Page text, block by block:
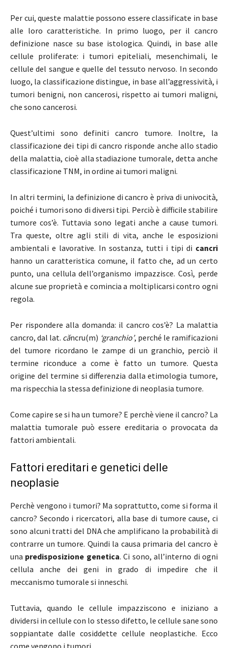
Per cui, queste malattie possono essere classificate in base
alle loro caratteristiche. In primo luogo, per il cancro
definizione nasce su base istologica. Quindi, in base alle
cellule proliferate: i tumori epiteliali, mesenchimali, le
cellule del sangue e quelle del tessuto nervoso. In secondo
luogo, la classificazione distingue, in base all’aggressività, i
tumori benigni, non cancerosi, rispetto ai tumori maligni,
che sono cancerosi.
Quest’ultimi sono definiti cancro tumore. Inoltre, la
classificazione dei tipi di cancro risponde anche allo stadio
della malattia, cioè alla stadiazione tumorale, detta anche
classificazione TNM, in ordine ai tumori maligni.
In altri termini, la definizione di cancro è priva di univocità,
poiché i tumori sono di diversi tipi. Perciò è difficile stabilire
tumore cos’è. Tuttavia sono legati anche a cause tumori.
Tra queste, oltre agli stili di vita, anche le esposizioni
ambientali e lavorative. In sostanza, tutti i tipi di cancri
hanno un caratteristica comune, il fatto che, ad un certo
punto, una cellula dell’organismo impazzisce. Così, perde
alcune sue proprietà e comincia a moltiplicarsi contro ogni
regola.
Per rispondere alla domanda: il cancro cos’è? La malattia
cancro, dal lat. căncru(m) ‘granchio’, perché le ramificazioni
del tumore ricordano le zampe di un granchio, perciò il
termine riconduce a come è fatto un tumore. Questa
origine del termine si differenzia dalla etimologia tumore,
ma rispecchia la stessa definizione di neoplasia tumore.
Come capire se si ha un tumore? E perchè viene il cancro? La
malattia tumorale può essere ereditaria o provocata da
fattori ambientali.
Fattori ereditari e genetici delle
neoplasie
Perchè vengono i tumori? Ma soprattutto, come si forma il
cancro? Secondo i ricercatori, alla base di tumore cause, ci
sono alcuni tratti del DNA che amplificano la probabilità di
contrarre un tumore. Quindi la causa primaria del cancro è
una predisposizione genetica. Ci sono, all’interno di ogni
cellula anche dei geni in grado di impedire che il
meccanismo tumorale si inneschi.
Tuttavia, quando le cellule impazziscono e iniziano a
dividersi in cellule con lo stesso difetto, le cellule sane sono
soppiantate dalle cosiddette cellule neoplastiche. Ecco
come vengono i tumori.